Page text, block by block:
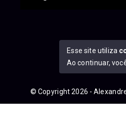
© Copyright 2026 -
Esse site utiliza
Ao continuar,